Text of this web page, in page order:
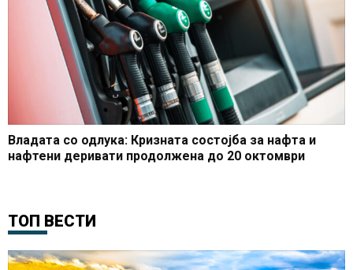
Владата со одлука: Кризната состојба за нафта и
нафтени деривати продолжена до 20 октомври
ТОП ВЕСТИ